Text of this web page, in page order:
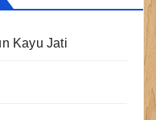
Kayu Jati